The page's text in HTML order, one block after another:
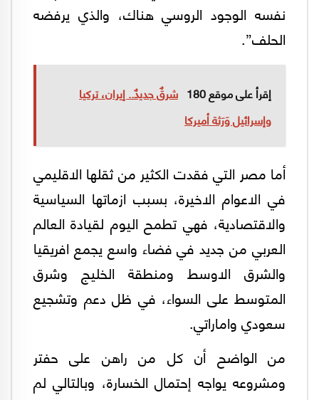
نفسه الوجود الروسي هناك، والذي يرفضه
الحلف”.
إقرأ على موقع 180
شرقٌ جديدٌ.. إيران، تركيا
وإسرائيل وَرَثة أميركا
أما مصر التي فقدت الكثير من ثقلها الاقليمي
في الاعوام الاخيرة، بسبب ازماتها السياسية
والاقتصادية، فهي تطمح اليوم لقيادة العالم
العربي من جديد في فضاء واسع يجمع افريقيا
والشرق الاوسط ومنطقة الخليج وشرق
المتوسط على السواء، في ظل دعم وتشجيع
سعودي واماراتي.
من الواضح أن كل من راهن على حفتر
ومشروعه يواجه إحتمال الخسارة، وبالتالي لم